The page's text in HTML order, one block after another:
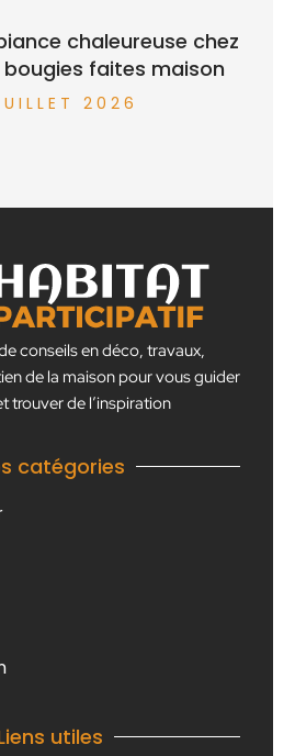
chaleureuse chez
faites maison
2026
conseils en déco, travaux,
de la maison pour vous guider
trouver de l’inspiration
catégories
utiles